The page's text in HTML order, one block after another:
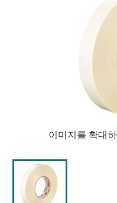
이미지를 확대